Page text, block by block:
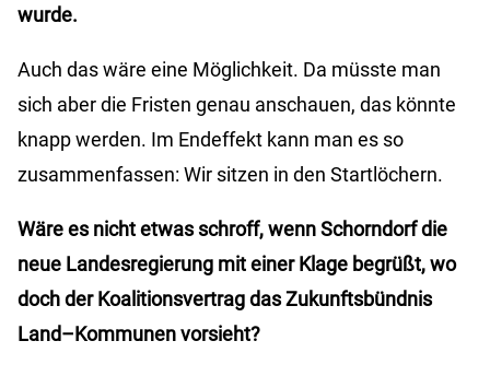
wurde.
Auch das wäre eine Möglichkeit. Da müsste man
sich aber die Fristen genau anschauen, das könnte
knapp werden. Im Endeffekt kann man es so
zusammenfassen: Wir sitzen in den Startlöchern.
Wäre es nicht etwas schroff, wenn Schorndorf die
neue Landesregierung mit einer Klage begrüßt, wo
doch der Koalitionsvertrag das Zukunftsbündnis
Land–Kommunen vorsieht?